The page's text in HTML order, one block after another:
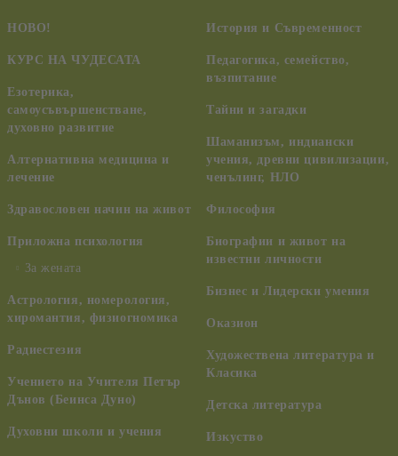
НОВО!
КУРС НА ЧУДЕСАТА
Езотерика,
самоусъвършенстване,
духовно развитие
Алтернативна медицина и
лечение
Здравословен начин на живот
Приложна психология
За жената
Астрология, номерология,
хиромантия, физиогномика
Радиестезия
Учението на Учителя Петър
Дънов (Беинса Дуно)
Духовни школи и учения
История и Съвременност
Педагогика, семейство,
възпитание
Тайни и загадки
Шаманизъм, индиански
учения, древни цивилизации,
ченълинг, НЛО
Философия
Биографии и живот на
известни личности
Бизнес и Лидерски умения
Оказион
Художествена литература и
Класика
Детска литература
Изкуство